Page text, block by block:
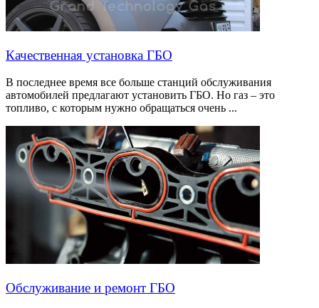
Качественная установка ГБО
В последнее время все больше станций обслуживания
автомобилей предлагают установить ГБО. Но газ – это
топливо, с которым нужно обращаться очень ...
Обслуживание и ремонт ГБО